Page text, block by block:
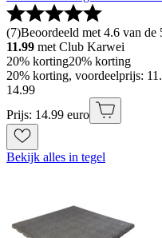
(7)Beoordeeld met 4.6 van de
11.99 met Club Karwei
20% korting20% korting
20% korting, voordeelprijs:
14.99
Prijs: 14.99 euro
Bekijk alles in tegel